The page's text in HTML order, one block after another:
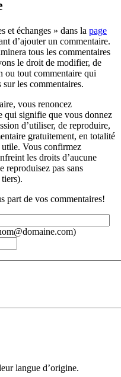
et échanges » dans la page
d’ajouter un commentaire.
tous les commentaires
le droit de modifier, de
ou tout commentaire qui
les commentaires.
vous renoncez
qui signifie que vous donnez
d’utiliser, de reproduire,
gratuitement, en totalité
Vous confirmez
les droits d’aucune
reproduisez pas sans
part de vos commentaires!
langue d’origine.